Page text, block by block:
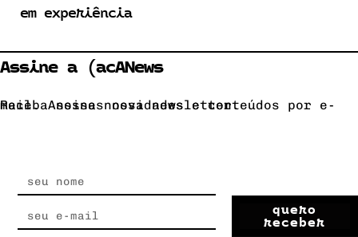
em experiência
Assine a (acANews
Receba nossas novidades e conteúdos por e-mail. Assine nossa newsletter.
quero
receber